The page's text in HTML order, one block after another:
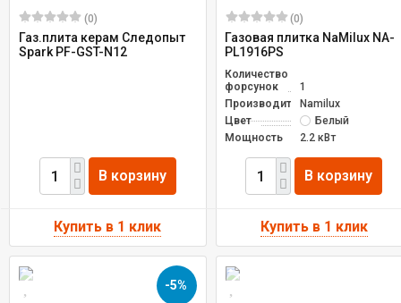
(0)
Газ.плита керам Следопыт
Spark PF-GST-N12
В корзину
(0)
Газовая плитка NaMilux NA-
PL1916PS
Количество
форсунок
1
ПроизводительNamilux
Цвет
Белый
Мощность
2.2 кВт
В корзину
-5%